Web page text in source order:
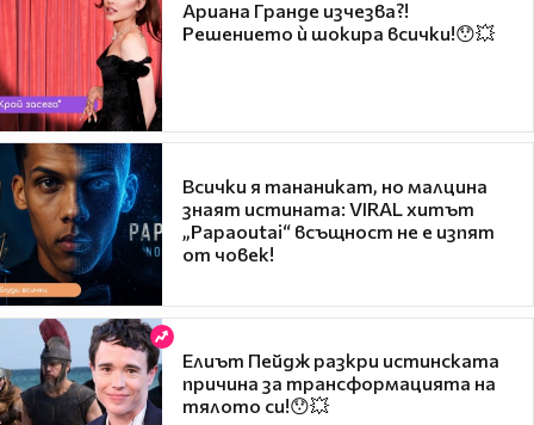
Ариана Гранде изчезва?!
Решението ѝ шокира всички!😯💥
Всички я тананикат, но малцина
знаят истината: VIRAL хитът
„Papaoutai“ всъщност не е изпят
от човек!
Елиът Пейдж разкри истинската
причина за трансформацията на
тялото си!😯💥